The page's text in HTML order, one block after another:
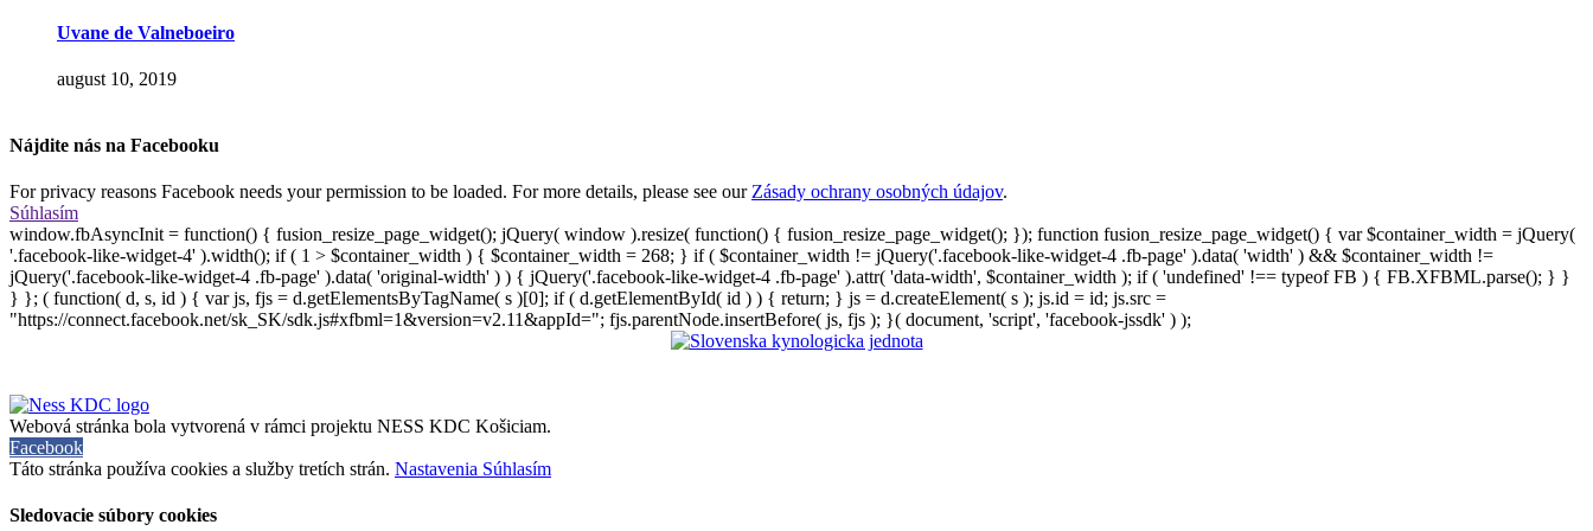
Uvane de Valneboeiro
august 10, 2019
Nájdite nás na Facebooku
For privacy reasons Facebook needs your permission to be loaded. For more details, please see our Zásady ochrany osobných údajov.
Súhlasím
window.fbAsyncInit = function() { fusion_resize_page_widget(); jQuery( window ).resize( function() { fusion_resize_page_widget(); }); function fusion_resize_page_widget() { var $container_width = jQuery(
'.facebook-like-widget-4' ).width(); if ( 1 > $container_width ) { $container_width = 268; } if ( $container_width != jQuery('.facebook-like-widget-4 .fb-page' ).data( 'width' ) && $container_width !=
jQuery('.facebook-like-widget-4 .fb-page' ).data( 'original-width' ) ) { jQuery('.facebook-like-widget-4 .fb-page' ).attr( 'data-width', $container_width ); if ( 'undefined' !== typeof FB ) { FB.XFBML.parse(); } }
} }; ( function( d, s, id ) { var js, fjs = d.getElementsByTagName( s )[0]; if ( d.getElementById( id ) ) { return; } js = d.createElement( s ); js.id = id; js.src =
"https://connect.facebook.net/sk_SK/sdk.js#xfbml=1&version=v2.11&appId="; fjs.parentNode.insertBefore( js, fjs ); }( document, 'script', 'facebook-jssdk' ) );
Webová stránka bola vytvorená v rámci projektu NESS KDC Košiciam.
Facebook
Táto stránka používa cookies a služby tretích strán. Nastavenia Súhlasím
Sledovacie súbory cookies